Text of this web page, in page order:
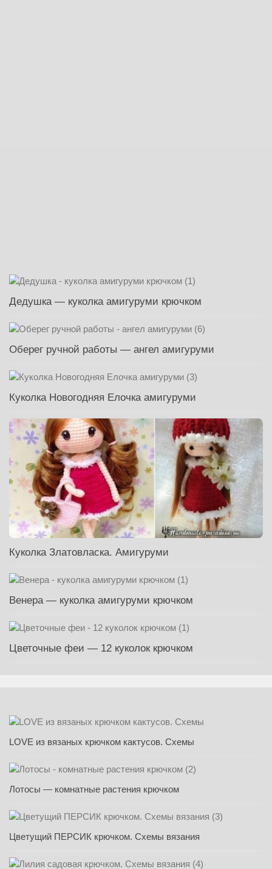
Дедушка — куколка амигуруми крючком
Оберег ручной работы — ангел амигуруми
Куколка Новогодняя Елочка амигуруми
Куколка Златовласка. Амигуруми
Венера — куколка амигуруми крючком
Цветочные феи — 12 куколок крючком
LOVE из вязаных крючком кактусов. Схемы
Лотосы — комнатные растения крючком
Цветущий ПЕРСИК крючком. Схемы вязания